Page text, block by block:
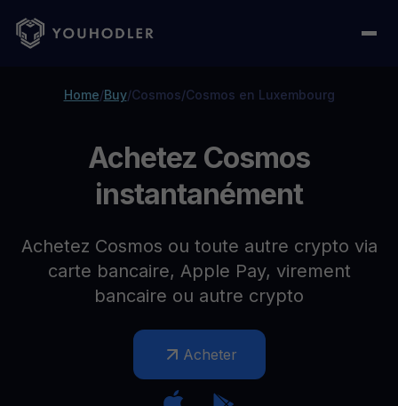
Home/Buy/Cosmos/Cosmos en Luxembourg
Achetez Cosmos
instantanément
Achetez Cosmos ou toute autre crypto via
carte bancaire, Apple Pay, virement
bancaire ou autre crypto
Acheter